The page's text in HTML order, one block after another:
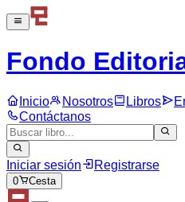
Fondo
Inicio Nosotros Libros
Contáctanos
Iniciar sesión Registrarse
0 Cesta